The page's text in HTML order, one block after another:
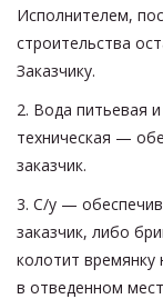
Исполнителем,
строительства
Заказчику.
2. Вода питьевая и
техническая —
заказчик.
3. С/у —
заказчик, либо
колотит времянку
в отведенном